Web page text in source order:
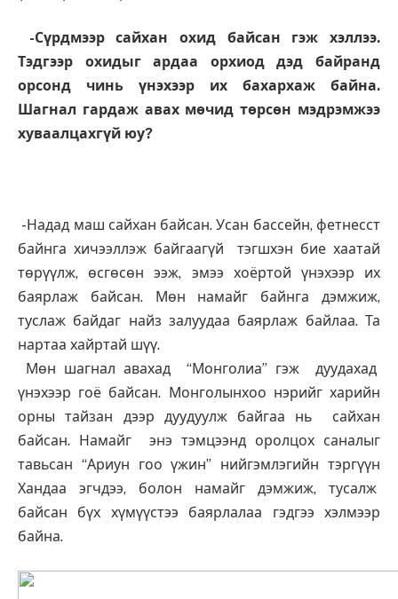
-Сүрдмээр сайхан охид байсан гэж хэллээ.
Тэдгээр охидыг ардаа орхиод дэд байранд
орсонд чинь үнэхээр их бахархаж байна.
Шагнал гардаж авах мөчид төрсөн мэдрэмжээ
хуваалцахгүй юу?
-Надад маш сайхан байсан. Усан бассейн, фетнесст
байнга хичээллэж байгаагүй тэгшхэн бие хаатай
төрүүлж, өсгөсөн ээж, эмээ хоёртой үнэхээр их
баярлаж байсан. Мөн намайг байнга дэмжиж,
туслаж байдаг найз залуудаа баярлаж байлаа. Та
нартаа хайртай шүү.
Мөн шагнал авахад “Монголиа” гэж дуудахад
үнэхээр гоё байсан. Монголынхоо нэрийг харийн
орны тайзан дээр дуудуулж байгаа нь сайхан
байсан. Намайг энэ тэмцээнд оролцох саналыг
тавьсан “Ариун гоо үжин” нийгэмлэгийн тэргүүн
Хандаа эгчдээ, болон намайг дэмжиж, тусалж
байсан бүх хүмүүстээ баярлалаа гэдгээ хэлмээр
байна.